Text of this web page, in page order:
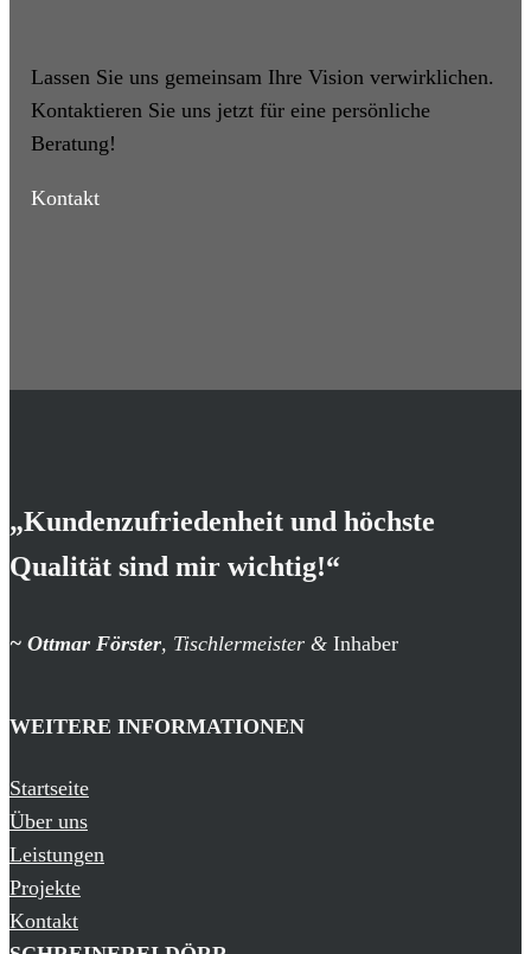
Lassen Sie uns gemeinsam Ihre Vision verwirklichen.
Kontaktieren Sie uns jetzt für eine persönliche
Beratung!
Kontakt
„Kundenzufriedenheit und höchste
Qualität sind mir wichtig!“
~ Ottmar Förster, Tischlermeister & Inhaber
WEITERE INFORMATIONEN
Startseite
Über uns
Leistungen
Projekte
Kontakt